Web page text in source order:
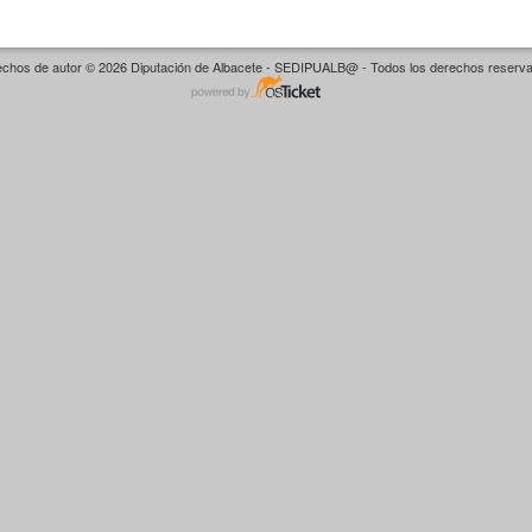
de autor © 2026 Diputación de Albacete - SEDIPUALB@ - Todos los derechos